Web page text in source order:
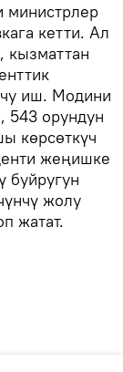
кетти. Ал
кызматтан
иш. Модини
543 орундун
көрсөткүч
жеңишке
буйругун
жолу
жатат.